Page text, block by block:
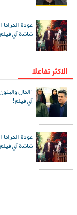
عودة الدراما
شاشة آي فيلم
الاکثر تفاعلا
"المال
آي فيلم!
عودة الدراما
شاشة آي فيلم